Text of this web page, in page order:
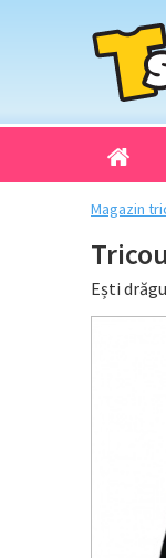
Magazin
Ești